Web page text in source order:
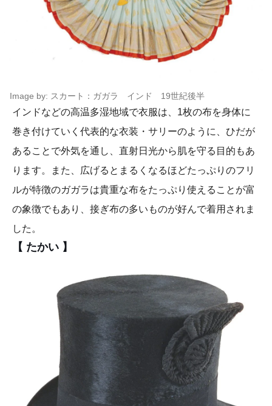
Image by: スカート：ガガラ インド 19世紀後半
インドなどの高温多湿地域で衣服は、1枚の布を身体に
巻き付けていく代表的な衣装・サリーのように、ひだが
あることで外気を通し、直射日光から肌を守る目的もあ
ります。また、広げるとまるくなるほどたっぷりのフリ
ルが特徴のガガラは貴重な布をたっぷり使えることが富
の象徴でもあり、接ぎ布の多いものが好んで着用されま
した。
【 たかい 】